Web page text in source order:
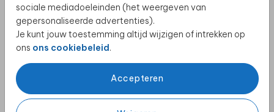
sociale mediadoeleinden (het weergeven van
gepersonaliseerde advertenties).
Je kunt jouw toestemming altijd wijzigen of intrekken op
ons ons cookiebeleid.
Accepteren